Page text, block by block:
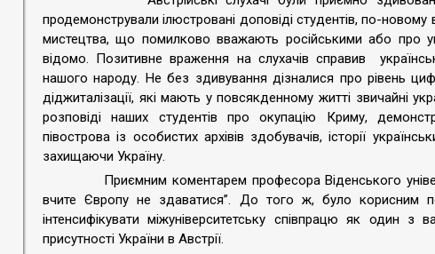
продемонстрували ілюстровані доповіді студентів, по-
мистецтва, що помилково вважають російськими або про
відомо. Позитивне враження на слухачів справив
нашого народу. Не без здивування дізналися про рівень
діджиталізації, які мають у повсякденному житті звичайні
розповіді наших студентів про окупацію Криму,
півострова із особистих архівів здобувачів, історії
захищаючи Україну.
Приємним коментарем професора Віденського
вчите Європу не здаватися”. До того ж, було корисним
інтенсифікувати міжуніверситетську співпрацю як один з
присутності України в Австрії.